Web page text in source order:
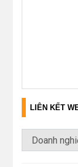
LIÊN KẾT